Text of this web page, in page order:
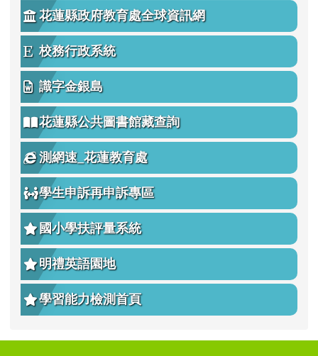
花蓮縣政府教育處全球資訊網
校務行政系統
識字金銀島
花蓮縣公共圖書館藏查詢
測網速_花蓮教育處
學生申訴再申訴專區
國小學扶評量系統
明禮英語園地
學習能力檢測首頁